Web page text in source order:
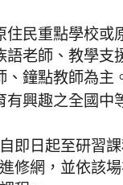
住民重點學校或
語老師、教學支
、鐘點教師為主
有興趣之全國中
即日起至研習
修網，並依該